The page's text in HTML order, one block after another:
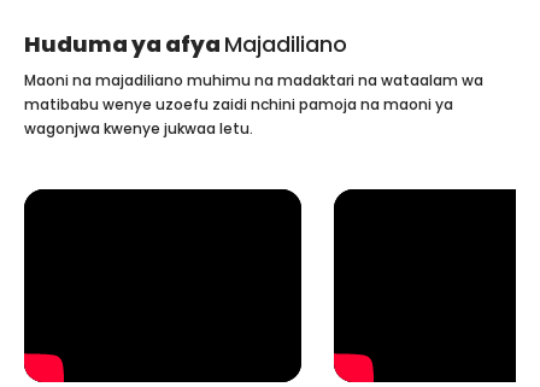
Huduma ya afya Majadiliano
Maoni na majadiliano muhimu na madaktari na wataalam wa
matibabu wenye uzoefu zaidi nchini pamoja na maoni ya
wagonjwa kwenye jukwaa letu.